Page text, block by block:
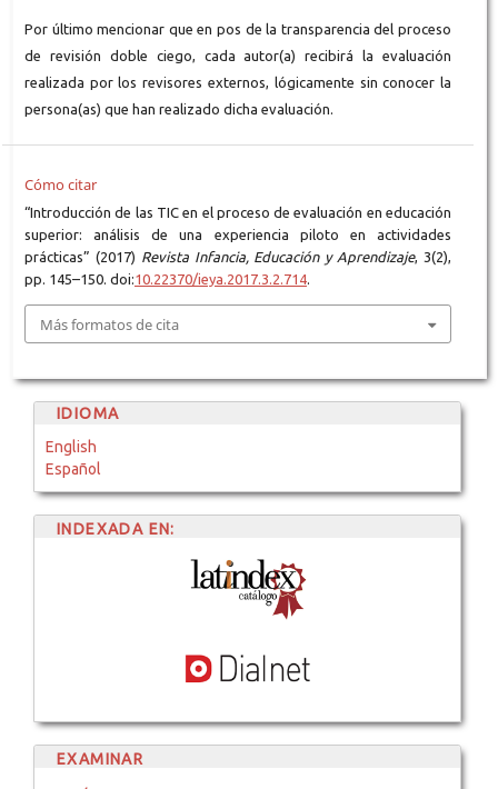
Por último mencionar que en pos de la transparencia del proceso
de revisión doble ciego, cada autor(a) recibirá la evaluación
realizada por los revisores externos, lógicamente sin conocer la
persona(as) que han realizado dicha evaluación.
Cómo citar
“Introducción de las TIC en el proceso de evaluación en educación
superior: análisis de una experiencia piloto en actividades
prácticas” (2017) Revista Infancia, Educación y Aprendizaje, 3(2),
pp. 145–150. doi:10.22370/ieya.2017.3.2.714.
Más formatos de cita
IDIOMA
English
Español
INDEXADA EN:
EXAMINAR